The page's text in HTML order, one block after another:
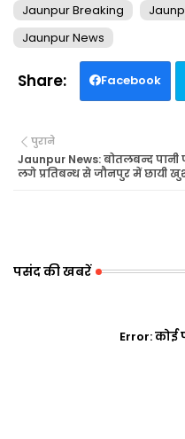
Jaunpur Breaking
Jaunpur News
Facebook
पुराने
Jaunpur News: बोतलबन्द पानी
लगे प्रतिबन्ध से जौनपुर में छायी
पसंद की खबरें
Error:कोई